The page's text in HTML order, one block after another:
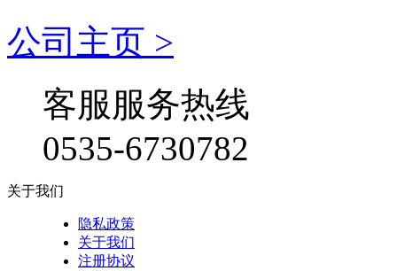
公司主页 >
客服服务热线
0535-6730782
关于我们
隐私政策
关于我们
注册协议